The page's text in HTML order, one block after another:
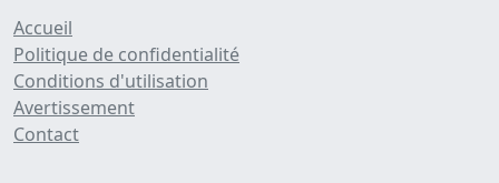
Accueil
Politique de confidentialité
Conditions d'utilisation
Avertissement
Contact